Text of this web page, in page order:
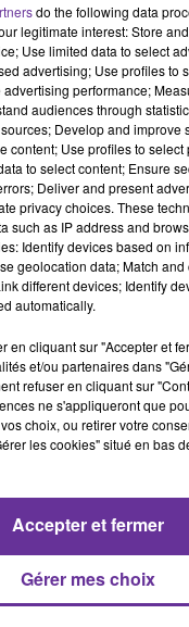
- 22 min 57 sec
NADIA
ET
dans le violon et le
pour la première
do the following data
legitimate interest: Store
Use limited data to select
advertising; Use profiles to
performance;
audiences through
Develop and improve
content; Use profiles to select
to select content; Ensure
Deliver and present
privacy choices. These
such as IP address and
Identify devices based on
geolocation data; Match
different devices; Identify
automatically.
en cliquant sur "Accepter et
et/ou partenaires dans
refuser en cliquant sur
ne s'appliqueront que
choix, ou retirer votre
les cookies" situé en bas
Gérer mes choix
Accepter et fermer